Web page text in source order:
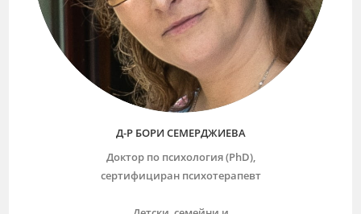
Д-Р БОРИ СЕМЕРДЖИЕВА
Доктор по психология (PhD),
сертифициран психотерапевт